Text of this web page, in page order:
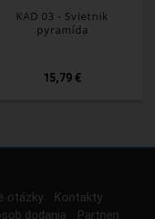
KAD 03 - Svietnik
pyramída
15,79 €
otázky
Kontakty
dodania Partneri